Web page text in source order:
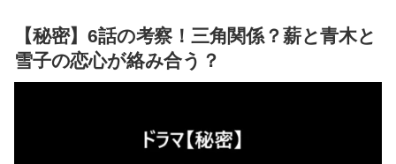
【秘密】6話の考察！三角関係？薪と青木と
雪子の恋心が絡み合う？